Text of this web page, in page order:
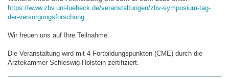
https://www.zbv.uni-luebeck.de/veranstaltungen/zbv-symposium-tag-
der-versorgungsforschung
Wir freuen uns auf Ihre Teilnahme.
Die Veranstaltung wird mit 4 Fortbildungspunkten (CME) durch die
Ärztekammer Schleswig-Holstein zertifiziert.